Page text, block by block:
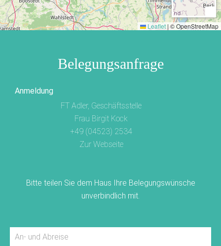
Leaflet |© OpenStreetMap
Belegungsanfrage
Anmeldung
FT Adler, Geschäftsstelle
Frau Birgit Kock
+49 (04523) 2534
Zur Webseite
Bitte teilen Sie dem Haus Ihre Belegungswünsche
unverbindlich mit.